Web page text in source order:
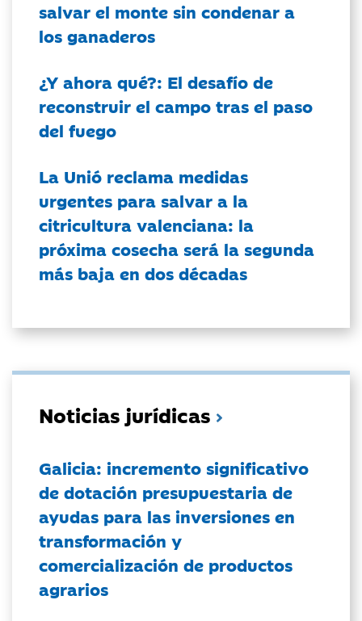
salvar el monte sin condenar a
los ganaderos
¿Y ahora qué?: El desafío de
reconstruir el campo tras el paso
del fuego
La Unió reclama medidas
urgentes para salvar a la
citricultura valenciana: la
próxima cosecha será la segunda
más baja en dos décadas
Noticias jurídicas
Galicia: incremento significativo
de dotación presupuestaria de
ayudas para las inversiones en
transformación y
comercialización de productos
agrarios